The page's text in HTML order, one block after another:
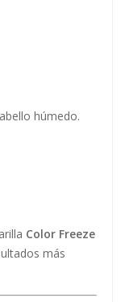
húmedo.
Color Freeze
más